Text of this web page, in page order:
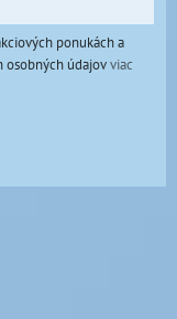
ponukách a
osobných údajovviac